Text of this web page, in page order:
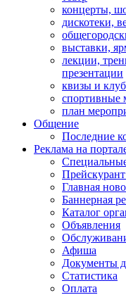
концерты,
дискотеки,
выставки,
лекции,
презентации
квизы и
спортивные
план
Общение
Последние
Реклама на
Главная
Баннерная
Каталог
Объявления
Афиша
Документы
Статистика
Оплата